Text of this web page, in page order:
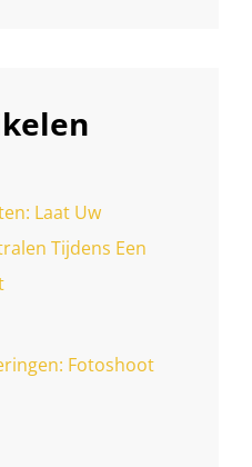
Laat Uw
Tijdens Een
Fotoshoot